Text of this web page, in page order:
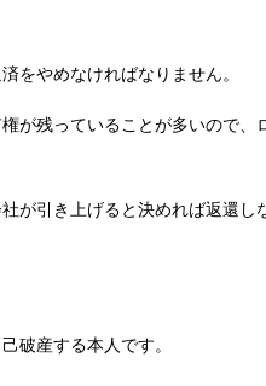
をやめなければなりません。
が残っていることが多いので、
が引き上げると決めれば返還し
破産する本人です。